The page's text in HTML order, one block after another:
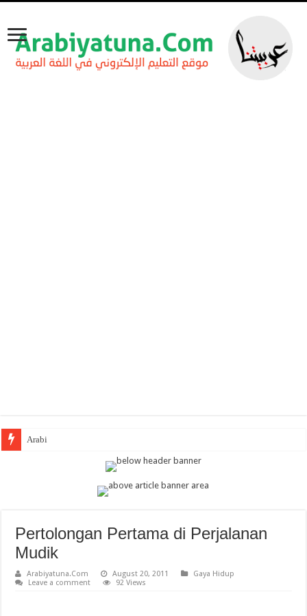
Arabic Thematic I
Pertolongan Pertama di Perjalanan
Mudik
Arabiyatuna.Com August 20, 2011
Gaya Hidup
Leave a comment
92 Views